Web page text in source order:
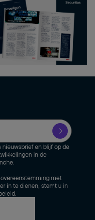
nieuwsbrief en blijf op de
in de
met
in te dienen, stemt u in